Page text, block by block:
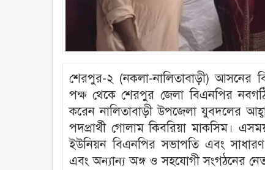
শেরপুর-২ (নকলা-নালিতাবাড়ী) আসনের
পক্ষ থেকে শেরপুর জেলা বিএনপির
করেন নালিতাবাড়ী উপজেলা যুবদলের
পদপ্রার্থী গোলাম কিবরিয়া মাকসিম।
ইউনিয়ন বিএনপির সভাপতি এবং
এবং অন্যান্য অঙ্গ ও সহযোগী সংগঠনের